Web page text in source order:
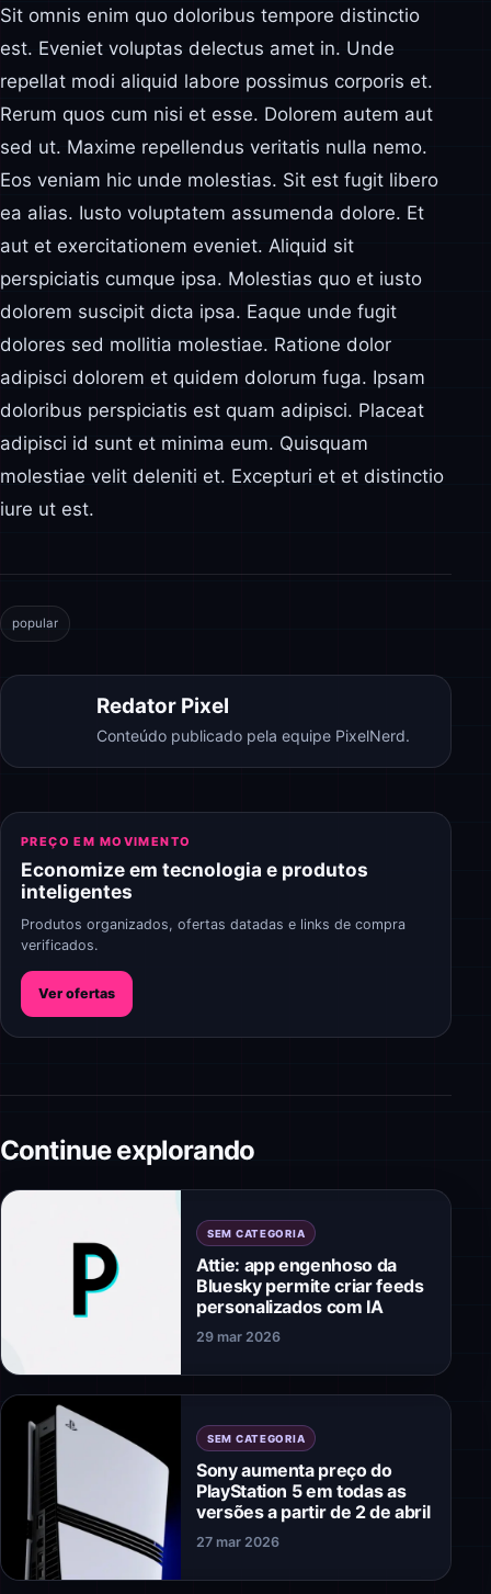
Sit omnis enim quo doloribus tempore distinctio
est. Eveniet voluptas delectus amet in. Unde
repellat modi aliquid labore possimus corporis et.
Rerum quos cum nisi et esse. Dolorem autem aut
sed ut. Maxime repellendus veritatis nulla nemo.
Eos veniam hic unde molestias. Sit est fugit libero
ea alias. Iusto voluptatem assumenda dolore. Et
aut et exercitationem eveniet. Aliquid sit
perspiciatis cumque ipsa. Molestias quo et iusto
dolorem suscipit dicta ipsa. Eaque unde fugit
dolores sed mollitia molestiae. Ratione dolor
adipisci dolorem et quidem dolorum fuga. Ipsam
doloribus perspiciatis est quam adipisci. Placeat
adipisci id sunt et minima eum. Quisquam
molestiae velit deleniti et. Excepturi et et distinctio
iure ut est.
popular
Redator Pixel
Conteúdo publicado pela equipe PixelNerd.
PREÇO EM MOVIMENTO
Economize em tecnologia e produtos
inteligentes
Produtos organizados, ofertas datadas e links de compra
verificados.
Ver ofertas
Continue explorando
SEM CATEGORIA
Attie: app engenhoso da
Bluesky permite criar feeds
personalizados com IA
29 mar 2026
SEM CATEGORIA
Sony aumenta preço do
PlayStation 5 em todas as
versões a partir de 2 de abril
27 mar 2026